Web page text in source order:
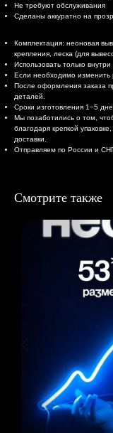
Не требуют обслуживания
Сделаны аккуратно на
Комплектация: неоновая
крепления, леска (для
Использовать только
Если необходимо изменить
После оформления заказа
деталей.
Сроки изготовления 1−5
Мы позаботились о том,
благодаря крепкой
доставки.
Отправляем по России и
Смотрите также